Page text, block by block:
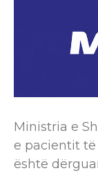
Ministria e
e pacientit
është